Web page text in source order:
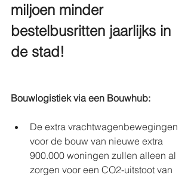
miljoen minder
bestelbusritten jaarlijks in
de stad!
Bouwlogistiek via een Bouwhub:
De extra vrachtwagenbewegingen
voor de bouw van nieuwe extra
900.000 woningen zullen alleen al
zorgen voor een CO2-uitstoot van